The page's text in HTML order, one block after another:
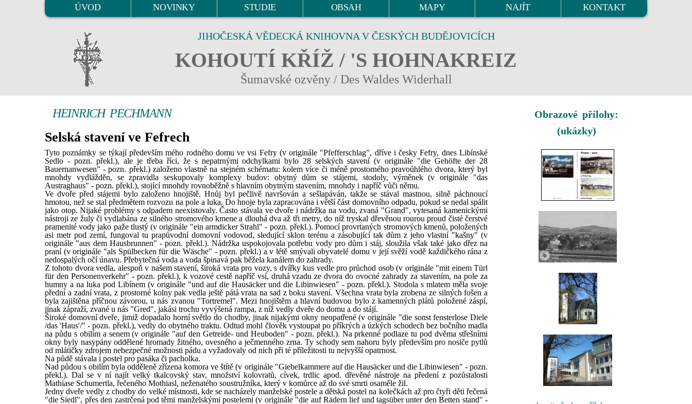
ÚVOD NOVINKY STUDIE OBSAH MAPY NAJÍT KONTAKT
JIHOČESKÁ VĚDECKÁ KNIHOVNA V ČESKÝCH BUDĚJOVICÍCH
KOHOUTÍ KŘÍŽ / 'S HOHNAKREIZ
Šumavské ozvěny / Des Waldes Widerhall
HEINRICH PECHMANN
Selská stavení ve Fefrech
Tyto poznámky se týkají především mého rodného domu ve vsi Fefry (v originále "Pfefferschlag", dříve i česky Fefry, dnes Libínské
Sedlo - pozn. překl.), ale je třeba říci, že s nepatrnými odchylkami bylo 28 selských stavení (v originále "die Gehöfte der 28
Bauernanwesen" - pozn. překl.) založeno vlastně na stejném schématu: kolem více či méně prostorného pravoúhlého dvora, který byl
mnohdy vydlážděn, se zpravidla seskupovaly komplexy budov: obytný dům se stájemi, stodoly, výměnek (v originále "das
Austraghaus" - pozn. překl.), stojící mnohdy rovnoběžně s hlavním obytným stavením, mnohdy i napříč vůči němu.
Ve dvoře před stájemi bylo založeno hnojiště. Hnůj byl pečlivě navršován a sešlapáván, takže se stával mastnou, silně páchnoucí
hmotou, než se stal předmětem rozvozu na pole a luka. Do hnoje byla zapracována i větší část domovního odpadu, pokud se nedal spálit
jako otop. Nijaké problémy s odpadem neexistovaly. Často stávala ve dvoře i nádržka na vodu, zvaná "Grand", vytesaná kamenickými
nástroji ze žuly či vydlabána ze silného stromového kmene a dlouhá dva až tři metry, do níž tryskal dřevěnou rourou proud čisté čerstvé
pramenité vody jako paže tlustý (v originále "ein armdicker Strahl" - pozn. překl.). Pomocí provrtaných stromových kmenů, položených
asi metr pod zemí, fungoval tu prapůvodní domovní vodovod, sledující sklon terénu a zásobující tak dům z jeho vlastní "kašny" (v
originále "aus dem Hausbrunnen" - pozn. překl.). Nádržka uspokojovala potřebu vody pro dům i stáj, sloužila však také jako dřez na
praní (v originále "als Spülbecken für die Wäsche" - pozn. překl.) a v létě smývali obyvatelé domu v její svěží vodě každičkého rána z
nedospalých očí únavu. Přebytečná voda a voda špinavá pak běžela kanálem do zahrady.
Z tohoto dvora vedla, alespoň v našem stavení, široká vrata pro vozy, s dvířky kus vedle pro průchod osob (v originále "mit einem Türl
für den Personenverkehr" - pozn. překl.), k vozové cestě napříč vsí, druhá vzadu ze dvora do ovocné zahrady za stavením, na pole za
humny a na luka pod Libínem (v originále "und auf die Hausäcker und die Libinwiesen" - pozn. překl.). Stodola s mlatem měla svoje
přední a zadní vrata, z prostorné kolny pak vedla ještě pátá vrata na sad z boku stavení. Všechna vrata byla zrobena ze silných fošen a
byla zajištěna příčnou závorou, u nás zvanou "Tortremel". Mezi hnojištěm a hlavní budovou bylo z kamenných plátů položené záspí,
jinak zápraží, zvané u nás "Gred", jakási trochu vyvýšená rampa, z níž vedly dveře do domu a do stájí.
Široké domovní dveře, jimiž dopadalo horní světlo do chodby, jinak nijakými okny neopatřené (v originále "die sonst fensterlose Diele
/das 'Haus'/" - pozn. překl.), vedly do obytného traktu. Odtud mohl člověk vystoupat po příkrých a úzkých schodech bez bočního madla
na půdu s obilím a senem (v originále "auf den Getreide- und Heuboden" - pozn. překl.). Na prkenné podlaze tu pod dvěma střešními
okny byly nasypány oddělené hromady žitného, ovesného a ječmenného zrna. Ty schody sem nahoru byly především pro nosiče pytlů
od mlátičky zdrojem nebezpečné možnosti pádu a vyžadovaly od nich při té příležitosti tu nejvyšší opatrnost.
Na půdě stávala i postel pro pasáka či pacholka.
Nad půdou s obilím byla odděleně zřízena komora ve štítě (v originále "Giebelkammere auf die Hausäcker und die Libinwiesen" - pozn.
překl.). Dal se v ní najít velký tkalcovský stav, množství kolovratů, cívek, trdlic apod. dřevěné nástroje na předení z pozůstalosti
Mathiase Schumertla, řečeného Mothiasl, neženatého soustružníka, který v komůrce až do své smrti osaměle žil.
Jedny dveře vedly z chodby do velké místnosti, kde se nacházely manželské postele a dětská postel na kolečkách až pro čtyři děti řečená
"die Siedl", přes den zastrčená pod těmi manželskými postelemi (v originále "die auf Rädern lief und tagsüber unter den Betten stand" -
Obrazové přílohy:
(ukázky)